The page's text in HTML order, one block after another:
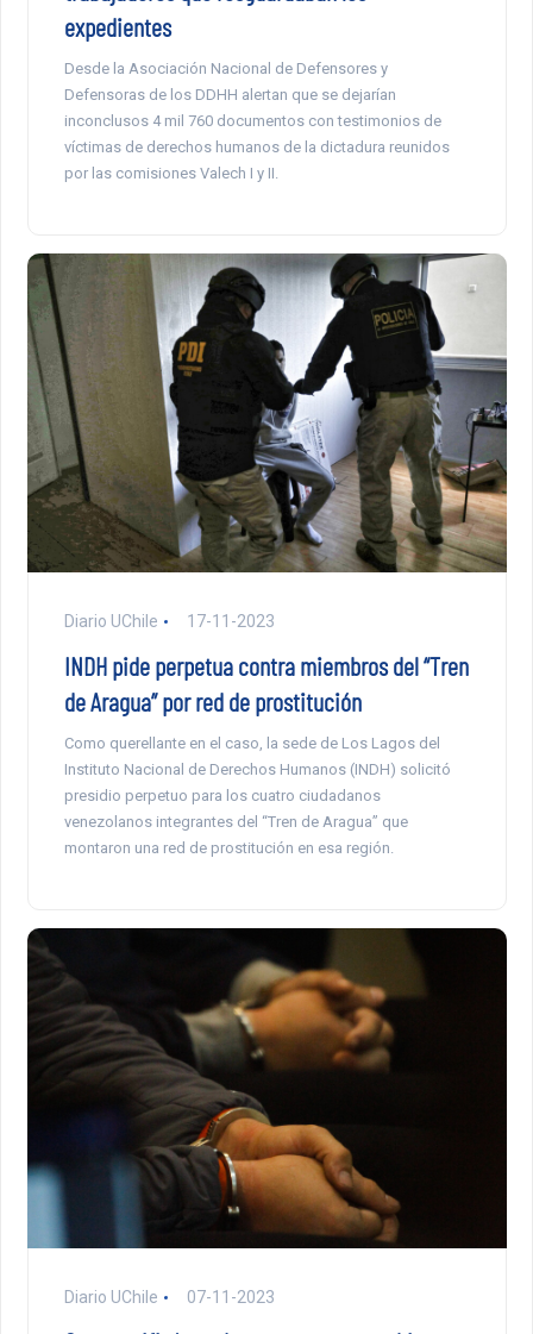
expedientes
Desde la Asociación Nacional de Defensores y
Defensoras de los DDHH alertan que se dejarían
inconclusos 4 mil 760 documentos con testimonios de
víctimas de derechos humanos de la dictadura reunidos
por las comisiones Valech I y II.
Diario UChile 17-11-2023
INDH pide perpetua contra miembros del “Tren
de Aragua” por red de prostitución
Como querellante en el caso, la sede de Los Lagos del
Instituto Nacional de Derechos Humanos (INDH) solicitó
presidio perpetuo para los cuatro ciudadanos
venezolanos integrantes del “Tren de Aragua” que
montaron una red de prostitución en esa región.
Diario UChile 07-11-2023